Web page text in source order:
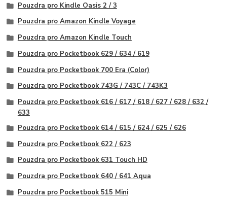
Pouzdra pro Kindle Oasis 2 / 3
Pouzdra pro Amazon Kindle Voyage
Pouzdra pro Amazon Kindle Touch
Pouzdra pro Pocketbook 629 / 634 / 619
Pouzdra pro Pocketbook 700 Era (Color)
Pouzdra pro Pocketbook 743G / 743C / 743K3
Pouzdra pro Pocketbook 616 / 617 / 618 / 627 / 628 / 632 /
633
Pouzdra pro Pocketbook 614 / 615 / 624 / 625 / 626
Pouzdra pro Pocketbook 622 / 623
Pouzdra pro Pocketbook 631 Touch HD
Pouzdra pro Pocketbook 640 / 641 Aqua
Pouzdra pro Pocketbook 515 Mini